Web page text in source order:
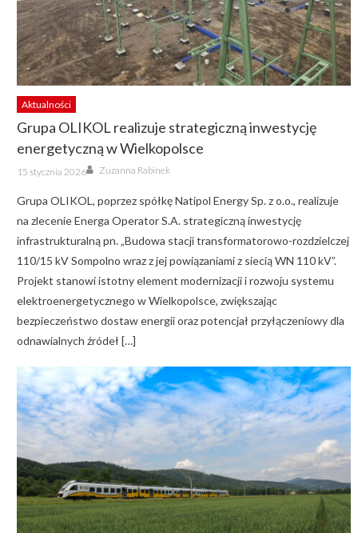
Aktualności
Grupa OLIKOL realizuje strategiczną inwestycję
energetyczną w Wielkopolsce
Posted
on
15 stycznia 2026 Author
Zuzanna Rabinek
Grupa OLIKOL, poprzez spółkę Natipol Energy Sp. z o.o., realizuje
na zlecenie Energa Operator S.A. strategiczną inwestycję
infrastrukturalną pn. „Budowa stacji transformatorowo-rozdzielczej
110/15 kV Sompolno wraz z jej powiązaniami z siecią WN 110 kV”.
Projekt stanowi istotny element modernizacji i rozwoju systemu
elektroenergetycznego w Wielkopolsce, zwiększając
bezpieczeństwo dostaw energii oraz potencjał przyłączeniowy dla
odnawialnych źródeł […]